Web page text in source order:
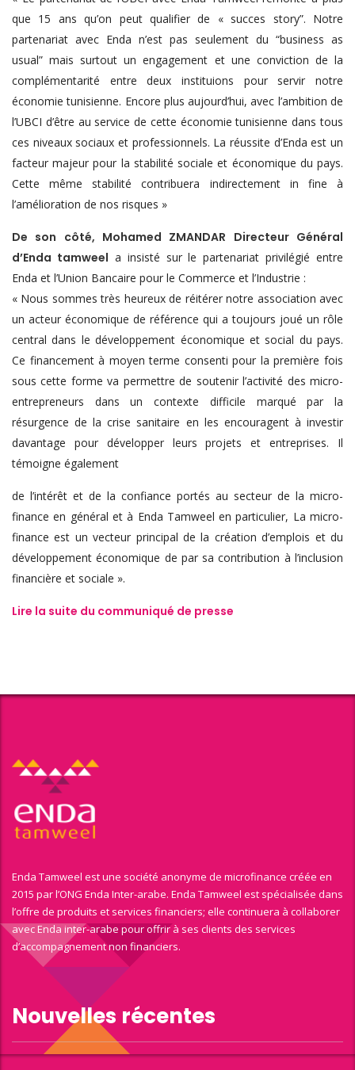
que 15 ans qu’on peut qualifier de « succes story”. Notre
partenariat avec Enda n’est pas seulement du “business as
usual” mais surtout un engagement et une conviction de la
complémentarité entre deux instituions pour servir notre
économie tunisienne. Encore plus aujourd’hui, avec l’ambition de
l’UBCI d’être au service de cette économie tunisienne dans tous
ces niveaux sociaux et professionnels. La réussite d’Enda est un
facteur majeur pour la stabilité sociale et économique du pays.
Cette même stabilité contribuera indirectement in fine à
l’amélioration de nos risques »
De son côté, Mohamed ZMANDAR Directeur Général
d’Enda tamweel a insisté sur le partenariat privilégié entre
Enda et l’Union Bancaire pour le Commerce et l’Industrie :
« Nous sommes très heureux de réitérer notre association avec
un acteur économique de référence qui a toujours joué un rôle
central dans le développement économique et social du pays.
Ce financement à moyen terme consenti pour la première fois
sous cette forme va permettre de soutenir l’activité des micro-
entrepreneurs dans un contexte difficile marqué par la
résurgence de la crise sanitaire en les encouragent à investir
davantage pour développer leurs projets et entreprises. Il
témoigne également
de l’intérêt et de la confiance portés au secteur de la micro-
finance en général et à Enda Tamweel en particulier, La micro-
finance est un vecteur principal de la création d’emplois et du
développement économique de par sa contribution à l’inclusion
financière et sociale ».
Lire la suite du communiqué de presse
Enda Tamweel est une société anonyme de microfinance créée en
2015 par l’ONG Enda Inter-arabe. Enda Tamweel est spécialisée dans
l’offre de produits et services financiers; elle continuera à collaborer
avec Enda inter-arabe pour offrir à ses clients des services
d’accompagnement non financiers.
Nouvelles récentes